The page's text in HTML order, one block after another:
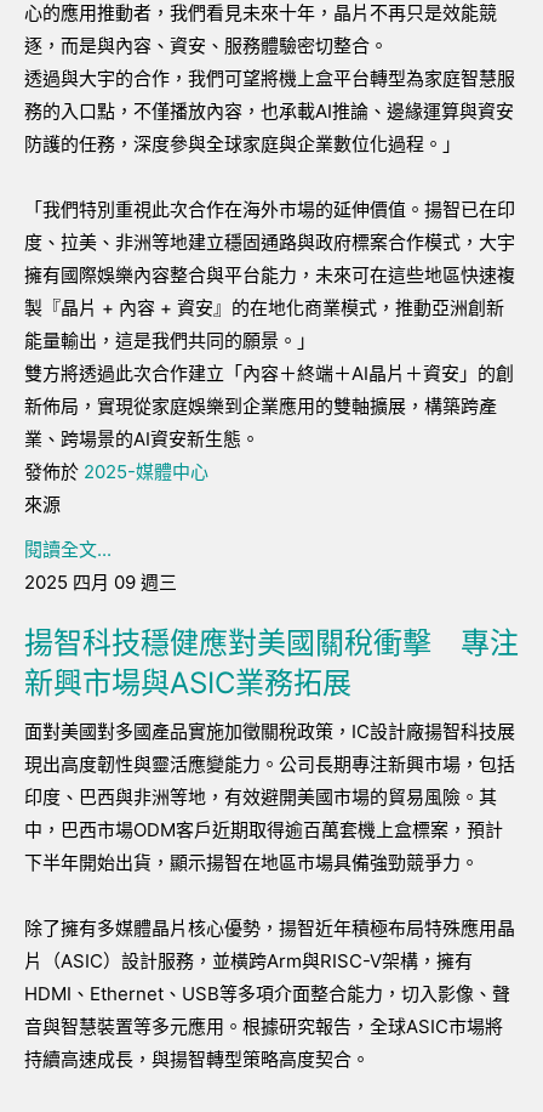
心的應用推動者，我們看見未來十年，晶片不再只是效能競
逐，而是與內容、資安、服務體驗密切整合。
透過與大宇的合作，我們可望將機上盒平台轉型為家庭智慧服
務的入口點，不僅播放內容，也承載AI推論、邊緣運算與資安
防護的任務，深度參與全球家庭與企業數位化過程。」
「我們特別重視此次合作在海外市場的延伸價值。揚智已在印
度、拉美、非洲等地建立穩固通路與政府標案合作模式，大宇
擁有國際娛樂內容整合與平台能力，未來可在這些地區快速複
製『晶片 + 內容 + 資安』的在地化商業模式，推動亞洲創新
能量輸出，這是我們共同的願景。」
雙方將透過此次合作建立「內容＋終端＋AI晶片＋資安」的創
新佈局，實現從家庭娛樂到企業應用的雙軸擴展，構築跨產
業、跨場景的AI資安新生態。
發佈於 2025-媒體中心
來源
閱讀全文...
2025 四月 09 週三
揚智科技穩健應對美國關稅衝擊 專注
新興市場與ASIC業務拓展
面對美國對多國產品實施加徵關稅政策，IC設計廠揚智科技展
現出高度韌性與靈活應變能力。公司長期專注新興市場，包括
印度、巴西與非洲等地，有效避開美國市場的貿易風險。其
中，巴西市場ODM客戶近期取得逾百萬套機上盒標案，預計
下半年開始出貨，顯示揚智在地區市場具備強勁競爭力。
除了擁有多媒體晶片核心優勢，揚智近年積極布局特殊應用晶
片（ASIC）設計服務，並橫跨Arm與RISC-V架構，擁有
HDMI、Ethernet、USB等多項介面整合能力，切入影像、聲
音與智慧裝置等多元應用。根據研究報告，全球ASIC市場將
持續高速成長，與揚智轉型策略高度契合。